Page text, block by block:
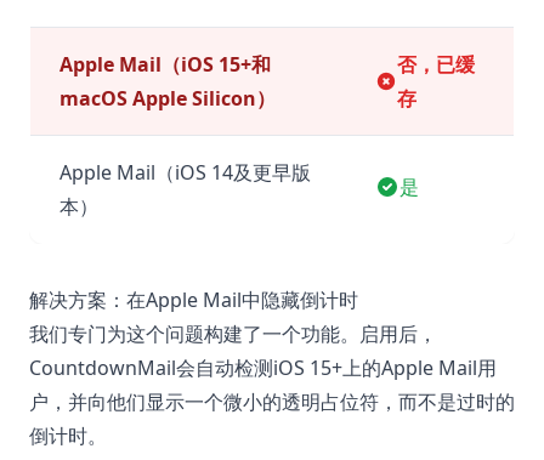
Apple Mail（iOS 15+和
macOS Apple Silicon）
否，已缓
存
Apple Mail（iOS 14及更早版
本）
是
解决方案：在Apple Mail中隐藏倒计时
我们专门为这个问题构建了一个功能。启用后，
CountdownMail会自动检测iOS 15+上的Apple Mail用
户，并向他们显示一个微小的透明占位符，而不是过时的
倒计时。